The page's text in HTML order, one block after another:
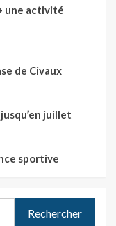
une activité
de Civaux
juillet
sportive